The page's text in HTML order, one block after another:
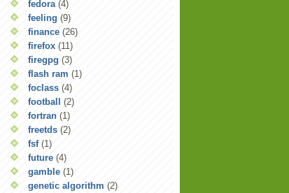
fedora (4)
feeling (9)
finance (26)
firefox (11)
firegpg (3)
flash ram (1)
foclass (4)
football
(2)
fortran (1)
freetds (2)
fsf (1)
future (4)
gamble (1)
genetic algorithm (2)